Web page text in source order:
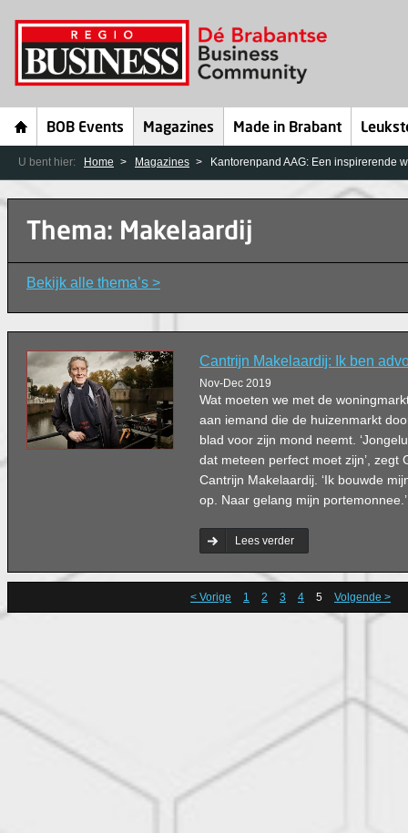
BOB Events Magazines Made in Brabant
U bent hier: Home Magazines Kantorenpand AAG: Een inspirerende
Thema: Makelaardij
Bekijk alle thema’s >
Cantrĳn Makelaardĳ: Ik ben
Nov-Dec 2019
Wat moeten we met de
aan iemand die de huizenmarkt
blad voor zijn mond neemt.
dat meteen perfect moet zijn’, zegt
Cantrijn Makelaardij. ‘Ik bouwde
op. Naar gelang mijn portemonnee.’
Lees verder
< Vorige 1 2 3 4 5 Volgende >